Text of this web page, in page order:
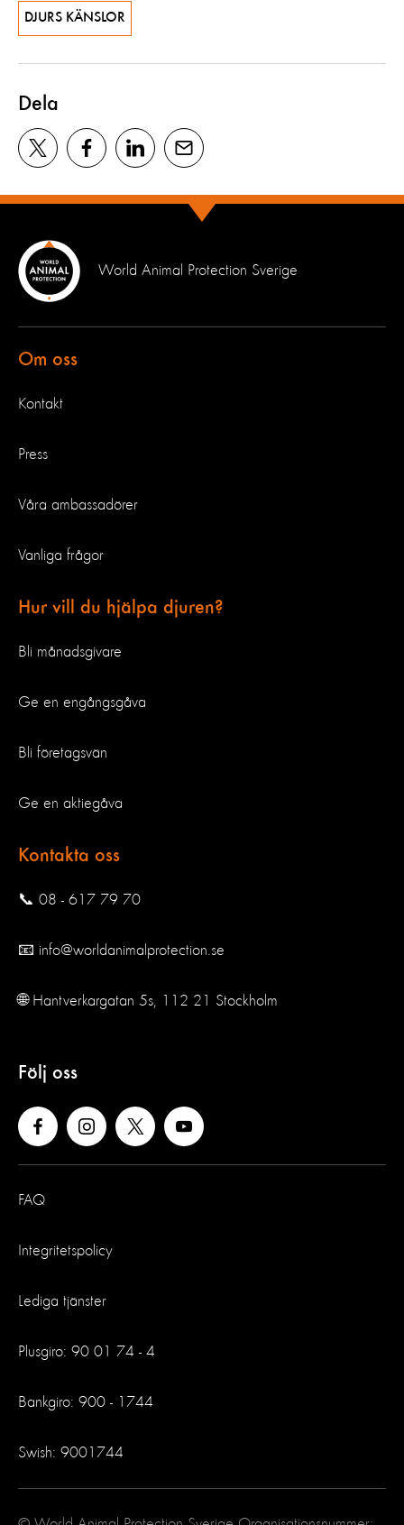
DJURS KÄNSLOR
Dela
World Animal Protection Sverige
Om oss
Kontakt
Press
Våra ambassadörer
Vanliga frågor
Hur vill du hjälpa djuren?
Bli månadsgivare
Ge en engångsgåva
Bli företagsvän
Ge en aktiegåva
Kontakta oss
📞 08 - 617 79 70
📧 info@worldanimalprotection.se
🌐 Hantverkargatan 5s, 112 21 Stockholm
Följ oss
FAQ
Integritetspolicy
Lediga tjänster
Plusgiro: 90 01 74 - 4
Bankgiro: 900 - 1744
Swish: 9001744